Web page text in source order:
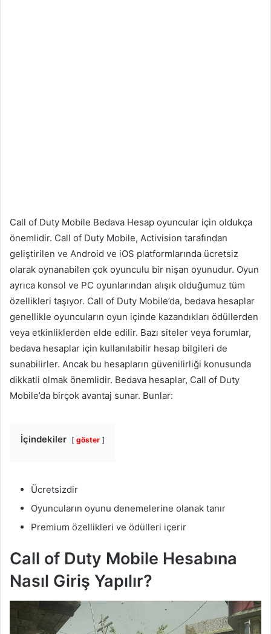
Call of Duty Mobile Bedava Hesap oyuncular için oldukça
önemlidir. Call of Duty Mobile, Activision tarafından
geliştirilen ve Android ve iOS platformlarında ücretsiz
olarak oynanabilen çok oyunculu bir nişan oyunudur. Oyun
ayrıca konsol ve PC oyunlarından alışık olduğumuz tüm
özellikleri taşıyor. Call of Duty Mobile’da, bedava hesaplar
genellikle oyuncuların oyun içinde kazandıkları ödüllerden
veya etkinliklerden elde edilir. Bazı siteler veya forumlar,
bedava hesaplar için kullanılabilir hesap bilgileri de
sunabilirler. Ancak bu hesapların güvenilirliği konusunda
dikkatli olmak önemlidir. Bedava hesaplar, Call of Duty
Mobile’da birçok avantaj sunar. Bunlar:
İçindekiler göster
Ücretsizdir
Oyuncuların oyunu denemelerine olanak tanır
Premium özellikleri ve ödülleri içerir
Call of Duty Mobile Hesabına
Nasıl Giriş Yapılır?